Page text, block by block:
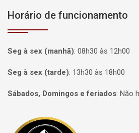
Horário de funcionamento
Seg à sex (manhã): 08h30 às 12h00
Seg à sex (tarde): 13h30 às 18h00
Sábados, Domingos e feriados: Não
Página inicial